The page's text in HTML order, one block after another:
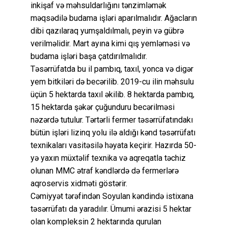
inkişaf və məhsuldarlığını tənzimləmək
məqsədilə budama işləri aparılmalıdır. Ağacların
dibi qazılaraq yumşaldılmalı, peyin və gübrə
verilməlidir. Mart ayına kimi qış yemləməsi və
budama işləri başa çatdırılmalıdır.
Təsərrüfatda bu il pambıq, taxıl, yonca və digər
yem bitkiləri də becərilib. 2019-cu ilin məhsulu
üçün 5 hektarda taxıl əkilib. 8 hektarda pambıq,
15 hektarda şəkər çuğunduru becərilməsi
nəzərdə tutulur. Tərtərli fermer təsərrüfatındakı
bütün işləri lizinq yolu ilə aldığı kənd təsərrüfatı
texnikaları vasitəsilə həyata keçirir. Hazırda 50-
yə yaxın müxtəlif texnika və aqreqatla təchiz
olunan MMC ətraf kəndlərdə də fermerlərə
aqroservis xidməti göstərir.
Cəmiyyət tərəfindən Soyulan kəndində istixana
təsərrüfatı da yaradılır. Ümumi ərazisi 5 hektar
olan kompleksin 2 hektarında qurulan